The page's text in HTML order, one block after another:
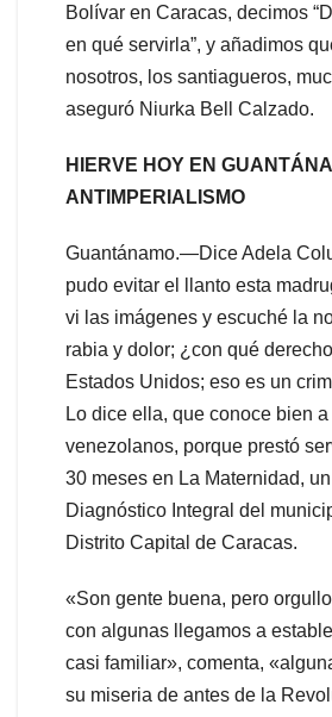
Bolívar en Caracas, decimos
en qué servirla”, y añadimos
nosotros, los santiagueros,
aseguró Niurka Bell Calzado.
HIERVE HOY EN
ANTIMPERIALISMO
Guantánamo.—Dice Adela
pudo evitar el llanto esta
vi las imágenes y escuché la
rabia y dolor; ¿con qué
Estados Unidos; eso es un
Lo dice ella, que conoce bien
venezolanos, porque prestó
30 meses en La Maternidad,
Diagnóstico Integral del
Distrito Capital de Caracas.
«Son gente buena, pero
con algunas llegamos a
casi familiar», comenta,
su miseria de antes de la